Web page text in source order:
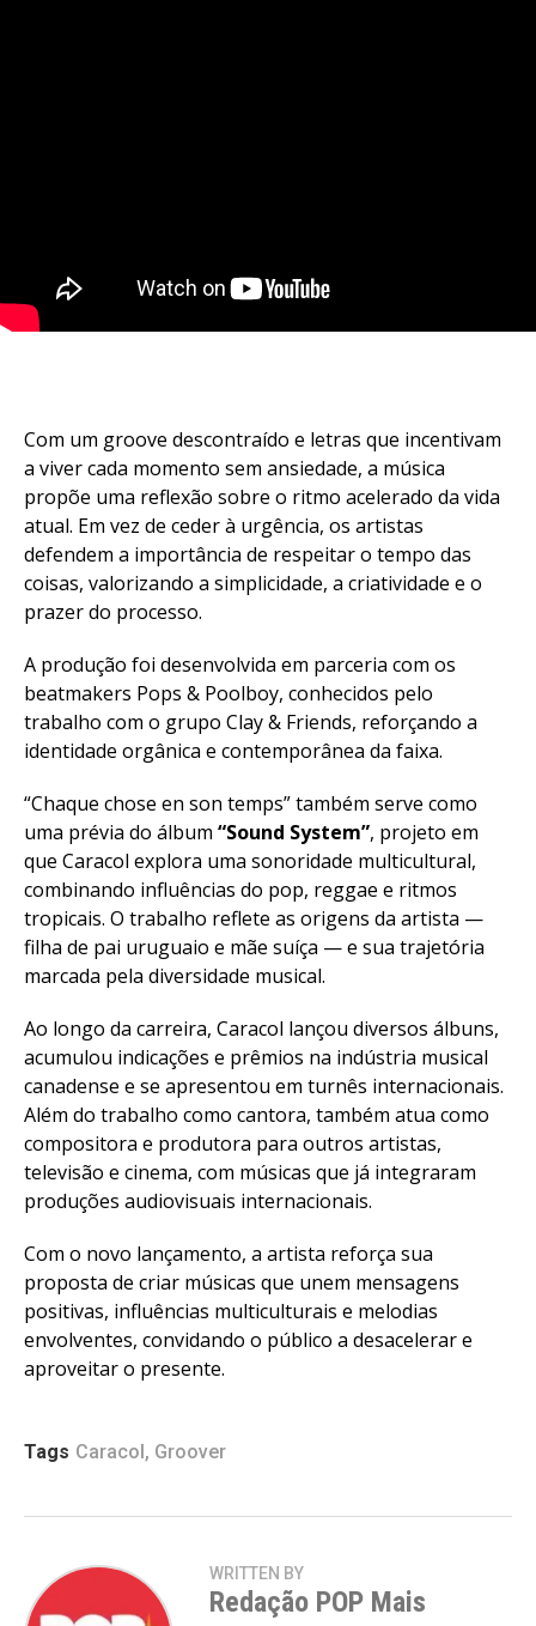
Com um groove descontraído e letras que incentivam
a viver cada momento sem ansiedade, a música
propõe uma reflexão sobre o ritmo acelerado da vida
atual. Em vez de ceder à urgência, os artistas
defendem a importância de respeitar o tempo das
coisas, valorizando a simplicidade, a criatividade e o
prazer do processo.
A produção foi desenvolvida em parceria com os
beatmakers Pops & Poolboy, conhecidos pelo
trabalho com o grupo Clay & Friends, reforçando a
identidade orgânica e contemporânea da faixa.
“Chaque chose en son temps” também serve como
uma prévia do álbum “Sound System”, projeto em
que Caracol explora uma sonoridade multicultural,
combinando influências do pop, reggae e ritmos
tropicais. O trabalho reflete as origens da artista —
filha de pai uruguaio e mãe suíça — e sua trajetória
marcada pela diversidade musical.
Ao longo da carreira, Caracol lançou diversos álbuns,
acumulou indicações e prêmios na indústria musical
canadense e se apresentou em turnês internacionais.
Além do trabalho como cantora, também atua como
compositora e produtora para outros artistas,
televisão e cinema, com músicas que já integraram
produções audiovisuais internacionais.
Com o novo lançamento, a artista reforça sua
proposta de criar músicas que unem mensagens
positivas, influências multiculturais e melodias
envolventes, convidando o público a desacelerar e
aproveitar o presente.
Tags Caracol, Groover
WRITTEN BY
Redação POP Mais